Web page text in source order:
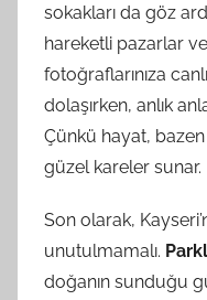
sokakları da göz
hareketli pazarlar
fotoğraflarınıza
dolaşırken, anlık
Çünkü hayat,
güzel kareler sunar.
Son olarak,
unutulmamalı.
doğanın sunduğu